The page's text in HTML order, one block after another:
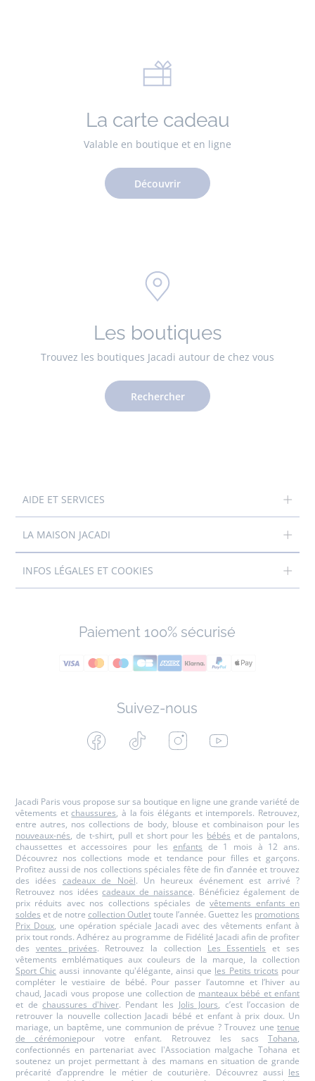
La carte cadeau
Valable en boutique et en ligne
Découvrir
Les boutiques
Trouvez les boutiques Jacadi autour de chez vous
Rechercher
AIDE ET SERVICES
LA MAISON JACADI
INFOS LÉGALES ET COOKIES
Paiement 100% sécurisé
Suivez-nous
Facebook Tiktok InstagramYoutube
Jacadi Paris vous propose sur sa boutique en ligne une grande variété de
vêtements etchaussures, à la fois élégants et intemporels. Retrouvez,
entre autres, nos collections de body, blouse et combinaison pour les
nouveaux-nés, de t-shirt, pull et short pour les bébés et de pantalons,
chaussettes et accessoires pour lesenfants de 1 mois à 12 ans.
Découvrez nos collections mode et tendance pour filles et garçons.
Profitez aussi de nos collections spéciales fête de fin d’année et trouvez
des idées cadeaux de Noël. Un heureux événement est arrivé ?
Retrouvez nos idéescadeaux de naissance. Bénéficiez également de
prix réduits avec nos collections spéciales devêtements enfants en
soldes et de notre collection Outlettoute l’année. Guettez les promotions
Prix Doux, une opération spéciale Jacadi avec des vêtements enfant à
prix tout ronds. Adhérez au programme de Fidélité Jacadi afin de profiter
des ventes privées. Retrouvez la collection Les Essentiels et ses
vêtements emblématiques aux couleurs de la marque, la collection
Sport Chic aussi innovante qu'élégante, ainsi que les Petits tricots pour
compléter le vestiaire de bébé. Pour passer l’automne et l’hiver au
chaud, Jacadi vous propose une collection de manteaux bébé et enfant
et dechaussures d'hiver. Pendant les Jolis Jours, c’est l’occasion de
retrouver la nouvelle collection Jacadi bébé et enfant à prix doux. Un
mariage, un baptême, une communion de prévue ? Trouvez une tenue
de cérémoniepour votre enfant. Retrouvez les sacsTohana,
confectionnés en partenariat avec l'Association malgache Tohana et
soutenez un projet permettant à des mamans en situation de grande
précarité d’apprendre le métier de couturière. Découvrez aussi les